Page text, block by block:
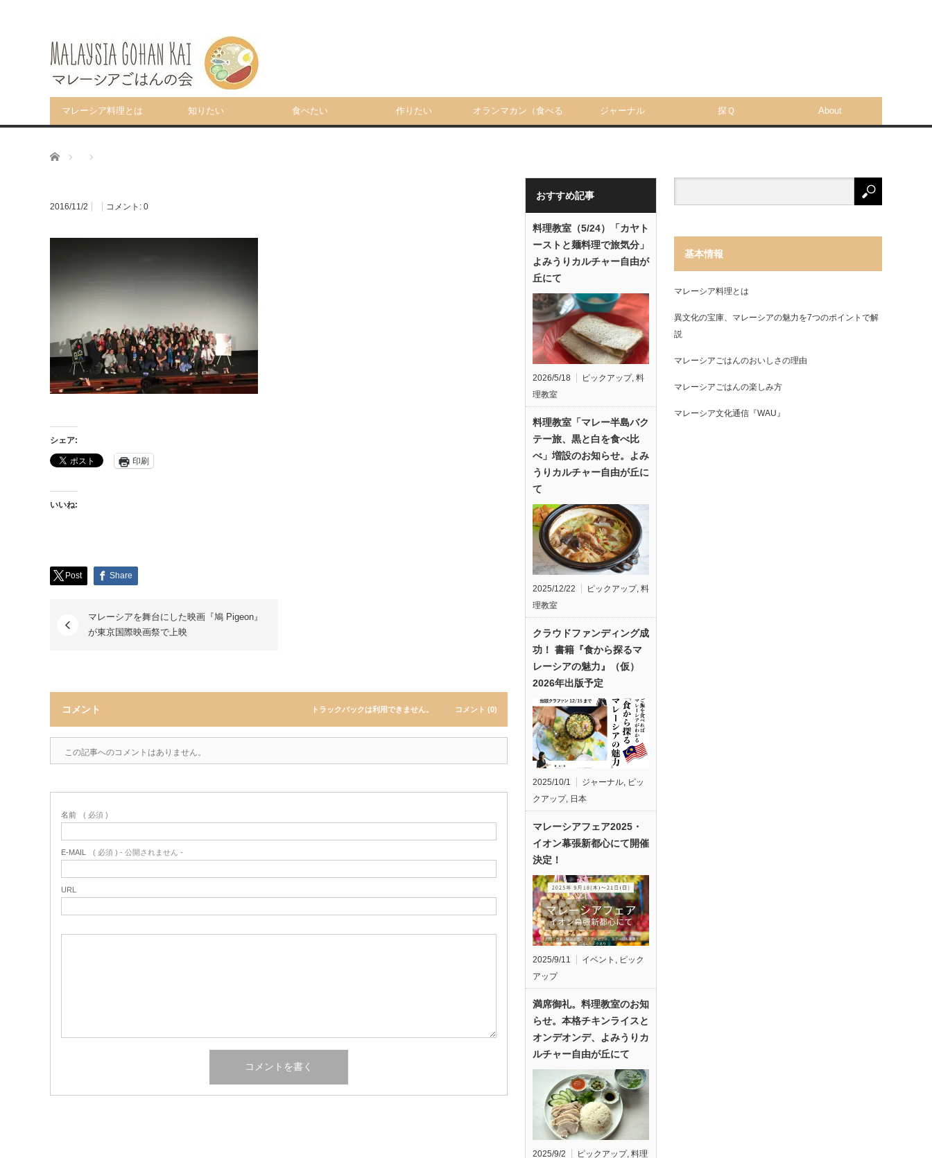
マレーシア料理とは 知りたい 食べたい 作りたい オランマカン（食べる ジャーナル 探Ｑ About
ホーム
2016/11/2 コメント: 0
シェア:
印刷
いいね:
Post Share
マレーシアを舞台にした映画『鳩 Pigeon』
が東京国際映画祭で上映
コメント トラックバックは利用できません。 コメント (0)
この記事へのコメントはありません。
名前 ( 必須 )
E-MAIL ( 必須 ) - 公開されません -
URL
おすすめ記事
料理教室（5/24）「カヤト
ーストと麺料理で旅気分」
よみうりカルチャー自由が
丘にて
2026/5/18 ピックアップ, 料
理教室
料理教室「マレー半島バク
テー旅、黒と白を食べ比
べ」増設のお知らせ。よみ
うりカルチャー自由が丘に
て
2025/12/22 ピックアップ, 料
理教室
クラウドファンディング成
功！ 書籍『食から探るマ
レーシアの魅力』（仮）
2026年出版予定
2025/10/1 ジャーナル, ピッ
クアップ, 日本
マレーシアフェア2025・
イオン幕張新都心にて開催
決定！
2025/9/11 イベント , ピック
アップ
満席御礼。料理教室のお知
らせ。本格チキンライスと
オンデオンデ、よみうりカ
ルチャー自由が丘にて
2025/9/2 ピックアップ, 料理
基本情報
マレーシア料理とは
異文化の宝庫、マレーシアの魅力を7つのポイントで解
説
マレーシアごはんのおいしさの理由
マレーシアごはんの楽しみ方
マレーシア文化通信『WAU』